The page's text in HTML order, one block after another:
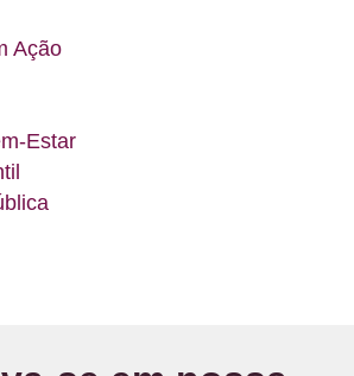
Ação
Estar